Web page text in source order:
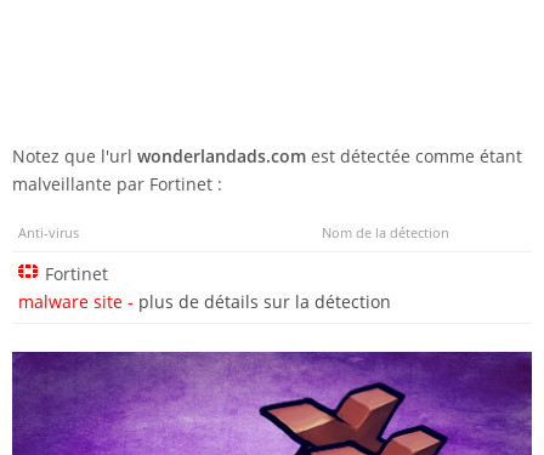
Notez que l'url wonderlandads.com est détectée comme étant
malveillante par Fortinet :
Anti-virus Nom de la détection
Fortinet
malware site - plus de détails sur la détection